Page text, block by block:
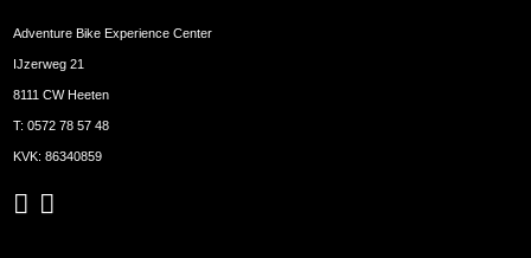
Adventure Bike Experience Center
IJzerweg 21
8111 CW Heeten
T:0572 78 57 48
KVK: 86340859